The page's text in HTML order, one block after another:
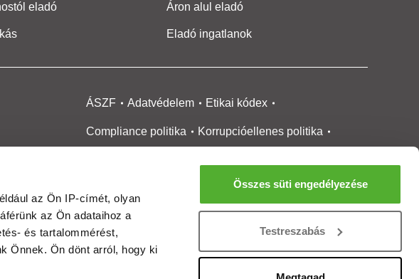
az Ön IP-címét, olyan
az Ön adataihoz a
és tartalommérést,
Önnek. Ön dönt arról, hogy ki
Összes süti engedélyezése
Testreszabás
eladó Áron alul eladó
Eladó ingatlanok
ÁSZF Adatvédelem Etikai kódex
Compliance politika Korrupcióellenes politika
Médiaajánlat
Ingatlanközvetítőknek
Magánszemélyeknek
Új építésű lakások